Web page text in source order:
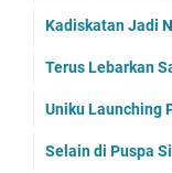
Kadiskatan Jadi
Terus Lebarkan
Uniku Launching
Selain di Puspa